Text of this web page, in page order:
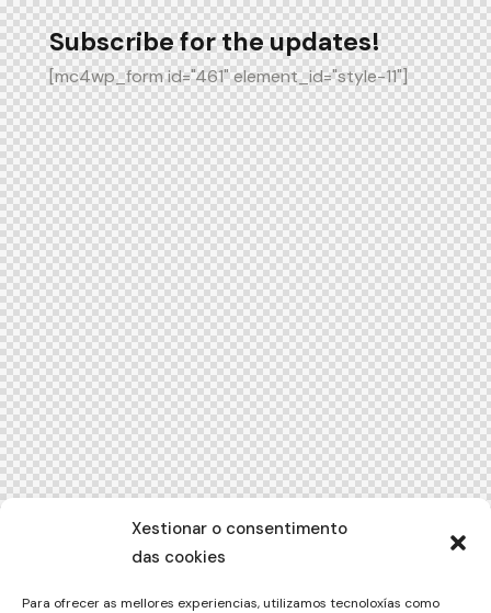
Xestionar o consentimento
das cookies
Para ofrecer as mellores experiencias, utilizamos tecnoloxías como
Subscribe for the updates!
[mc4wp_form id="461" element_id="style-11"]